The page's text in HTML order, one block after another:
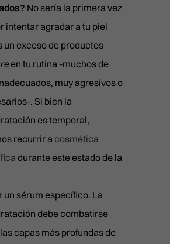
No sería la primera vez
intentar agradar a tu piel
un exceso de productos
en tu rutina -muchos de
muy agresivos o
. Si bien la
es temporal,
recurrir a cosmética
durante este estado de la
un sérum específico. La
debe combatirse
capas más profundas de